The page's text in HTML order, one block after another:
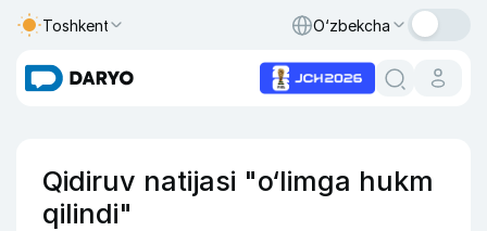
Toshkent O‘zbekcha
Qidiruv natijasi "o‘limga hukm
qilindi"